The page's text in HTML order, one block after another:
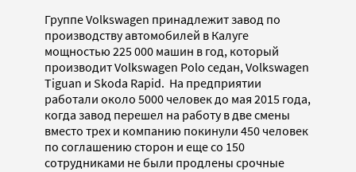
Группе Volkswagen принадлежит завод по
производству автомобилей в Калуге
мощностью 225 000 машин в год, который
производит Volkswagen Polo седан, Volkswagen
Tiguan и Skoda Rapid. На предприятии
работали около 5000 человек до мая 2015 года,
когда завод перешел на работу в две смены
вместо трех и компанию покинули 450 человек
по соглашению сторон и еще со 150
сотрудниками не были продлены срочные